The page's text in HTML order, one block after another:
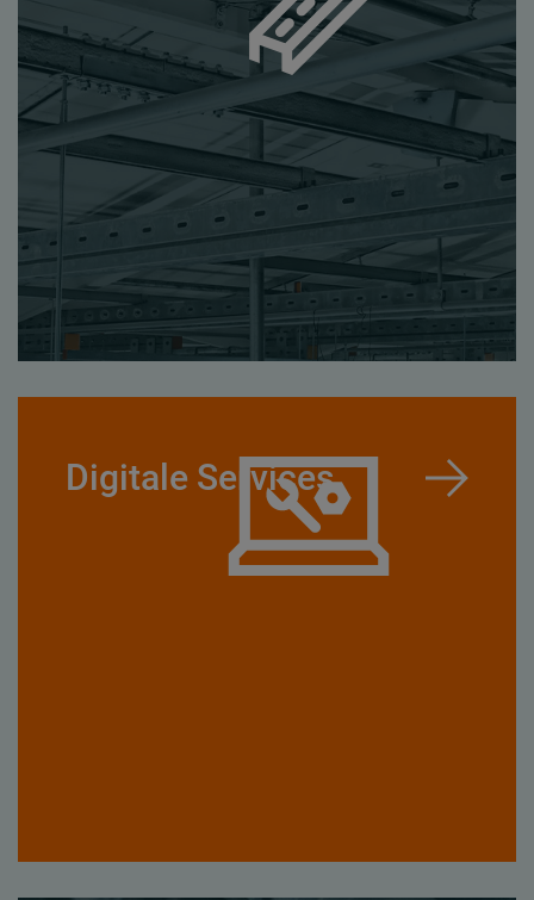
Digitale Services